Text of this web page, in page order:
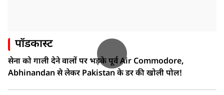
पॉडकास्ट
सेना को गाली देने वालों पर भड़के पूर्व Air Commodore,
Abhinandan से लेकर Pakistan के डर की खोली पोल!